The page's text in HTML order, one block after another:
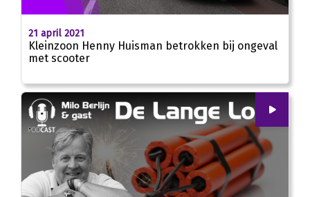
21 april 2021
Kleinzoon Henny Huisman betrokken bij ongeval
met scooter
00